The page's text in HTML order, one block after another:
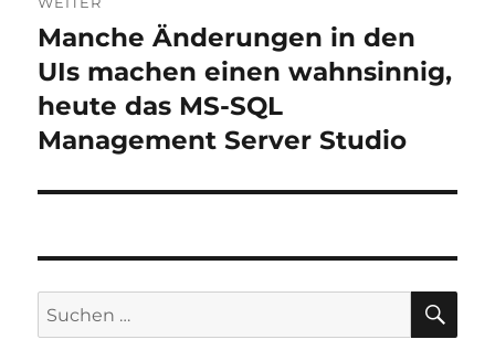
Nächster
Beitrag:
Manche Änderungen in den
UIs machen einen wahnsinnig,
heute das MS-SQL
Management Server Studio
Suchen
nach: